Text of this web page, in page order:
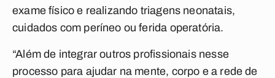
exame físico e realizando triagens neonatais,
cuidados com períneo ou ferida operatória.
“Além de integrar outros profissionais nesse
processo para ajudar na mente, corpo e a rede de